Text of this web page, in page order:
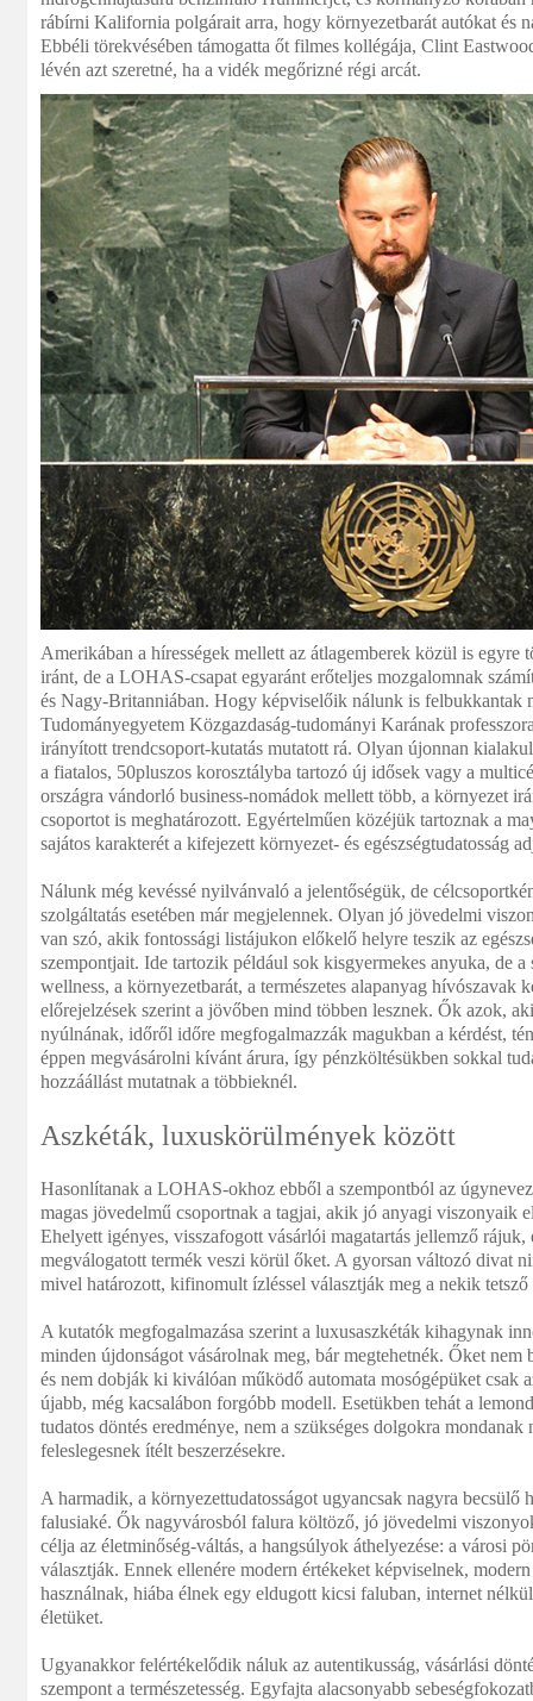
rábírni Kalifornia polgárait arra, hogy környezetbarát autókat és
Ebbéli törekvésében támogatta őt filmes kollégája, Clint
lévén azt szeretné, ha a vidék megőrizné régi arcát.
Amerikában a hírességek mellett az átlagemberek közül is egyre
iránt, de a LOHAS-csapat egyaránt erőteljes mozgalomnak
és Nagy-Britanniában. Hogy képviselőik nálunk is felbukkantak
Tudományegyetem Közgazdaság-tudományi Karának
irányított trendcsoport-kutatás mutatott rá. Olyan újonnan
a fiatalos, 50pluszos korosztályba tartozó új idősek vagy a
országra vándorló business-nomádok mellett több, a környezet
csoportot is meghatározott. Egyértelműen közéjük tartoznak a
sajátos karakterét a kifejezett környezet- és egészségtudatosság
Nálunk még kevéssé nyilvánvaló a jelentőségük, de
szolgáltatás esetében már megjelennek. Olyan jó jövedelmi
van szó, akik fontossági listájukon előkelő helyre teszik az
szempontjait. Ide tartozik például sok kisgyermekes anyuka, de
wellness, a környezetbarát, a természetes alapanyag hívószavak
előrejelzések szerint a jövőben mind többen lesznek. Ők azok,
nyúlnának, időről időre megfogalmazzák magukban a kérdést,
éppen megvásárolni kívánt árura, így pénzköltésükben sokkal
hozzáállást mutatnak a többieknél.
Aszkéták, luxuskörülmények között
Hasonlítanak a LOHAS-okhoz ebből a szempontból az
magas jövedelmű csoportnak a tagjai, akik jó anyagi viszonyaik
Ehelyett igényes, visszafogott vásárlói magatartás jellemző rájuk,
megválogatott termék veszi körül őket. A gyorsan változó divat
mivel határozott, kifinomult ízléssel választják meg a nekik tetsző
A kutatók megfogalmazása szerint a luxusaszkéták kihagynak
minden újdonságot vásárolnak meg, bár megtehetnék. Őket
és nem dobják ki kiválóan működő automata mosógépüket csak
újabb, még kacsalábon forgóbb modell. Esetükben tehát a
tudatos döntés eredménye, nem a szükséges dolgokra mondanak
feleslegesnek ítélt beszerzésekre.
A harmadik, a környezettudatosságot ugyancsak nagyra becsülő
falusiaké. Ők nagyvárosból falura költöző, jó jövedelmi
célja az életminőség-váltás, a hangsúlyok áthelyezése: a városi
választják. Ennek ellenére modern értékeket képviselnek,
használnak, hiába élnek egy eldugott kicsi faluban, internet
életüket.
Ugyanakkor felértékelődik náluk az autentikusság, vásárlási
szempont a természetesség. Egyfajta alacsonyabb